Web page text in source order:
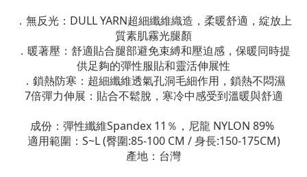
．無反光：DULL YARN超細纖維織造，柔暖舒適，綻放上
質素肌霧光腿顏
．暖著壓：舒適貼合腿部避免束縛和壓迫感，保暖同時提
供足夠的彈性服貼和靈活伸展性
．鎖熱防寒：超細纖維透氣孔洞毛細作用，鎖熱不悶濕
7倍彈力伸展：貼合不鬆脫，寒冷中感受到溫暖與舒適
成份：彈性纖維Spandex 11％，尼龍 NYLON 89%
適用範圍：S~L (臀圍:85-100 CM / 身長:150-175CM)
產地：台灣